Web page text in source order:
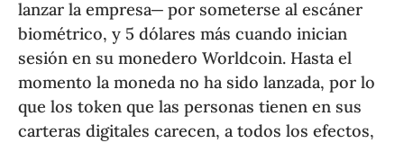
lanzar la empresa─ por someterse al escáner
biométrico, y 5 dólares más cuando inician
sesión en su monedero Worldcoin. Hasta el
momento la moneda no ha sido lanzada, por lo
que los token que las personas tienen en sus
carteras digitales carecen, a todos los efectos,